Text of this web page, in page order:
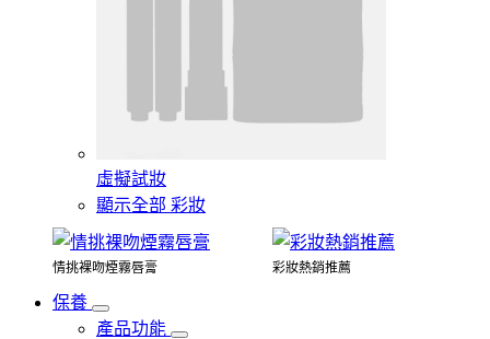
虛擬試妝
顯示全部 彩妝
情挑裸吻煙霧唇膏 彩妝熱銷推薦
保養
產品功能